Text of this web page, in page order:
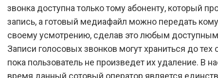
звонка доступна только тому абоненту, который
запись, а готовый медиафайл можно передать
своему усмотрению, сделав это любым
Записи голосовых звонков могут храниться до тех
пока пользователь не произведет их удаление. В
время данный сотовый оператор является